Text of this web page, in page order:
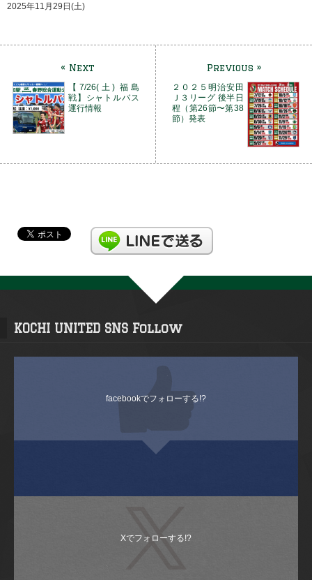
2025年11月29日(土)
« Next
【7/26(土) 福島
戦】シャトルバス
運行情報
Previous »
２０２５明治安田
Ｊ３リーグ 後半日
程（第26節〜第38
節）発表
KOCHI UNITED SNS Follow
facebookでフォローする!?
Xでフォローする!?